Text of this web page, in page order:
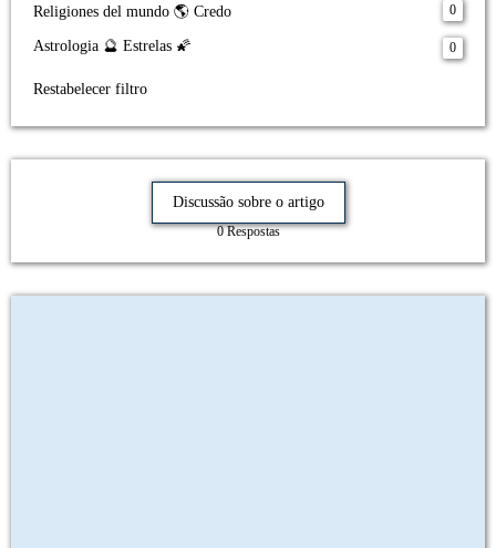
Religiones del mundo 🌎 Credo 0
Astrologia 🔮 Estrelas 🌠 0
Restabelecer filtro
Discussão sobre o artigo
0 Respostas